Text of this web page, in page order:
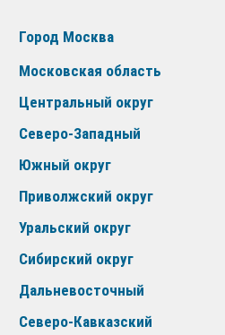
Город Москва
Московская область
Центральный округ
Северо-Западный
Южный округ
Приволжский округ
Уральский округ
Сибирский округ
Дальневосточный
Северо-Кавказский